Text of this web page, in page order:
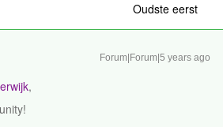
Oudste eerst
Forum|Forum|5 years ago
,